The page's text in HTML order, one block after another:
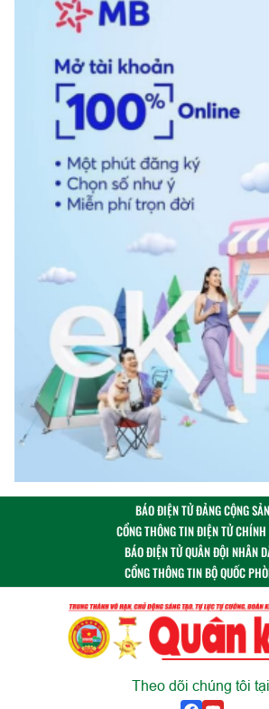
BÁO ĐIỆN TỬ ĐẢNG CỘNG SẢN
CỔNG THÔNG TIN ĐIỆN TỬ
BÁO ĐIỆN TỬ QUÂN ĐỘI NHÂN
CỔNG THÔNG TIN BỘ QUỐC
Theo dõi chúng tôi